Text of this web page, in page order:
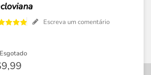
Escreva um comentário
Esgotado